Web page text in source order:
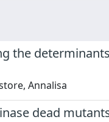
the
Annalisa
dead